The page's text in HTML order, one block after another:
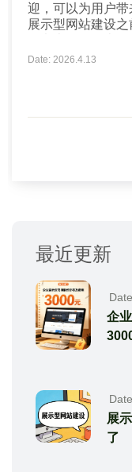
迎，可以为用户
展示型网站建设
以选择不同的布局类型来
灵活。最重要的
局。然后建设者
Date: 2026.4.13
最近更新
企
展
了